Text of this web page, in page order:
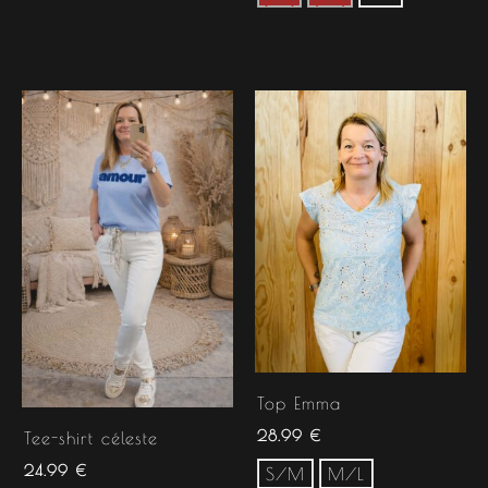
Tee-shirt céleste
24.99 €
Top Emma
28.99 €
S/M M/L